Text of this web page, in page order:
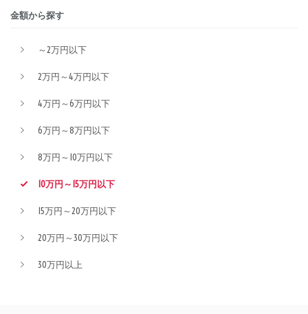
金額から探す
～2万円以下
2万円～4万円以下
4万円～6万円以下
6万円～8万円以下
8万円～10万円以下
10万円～15万円以下
15万円～20万円以下
20万円～30万円以下
30万円以上